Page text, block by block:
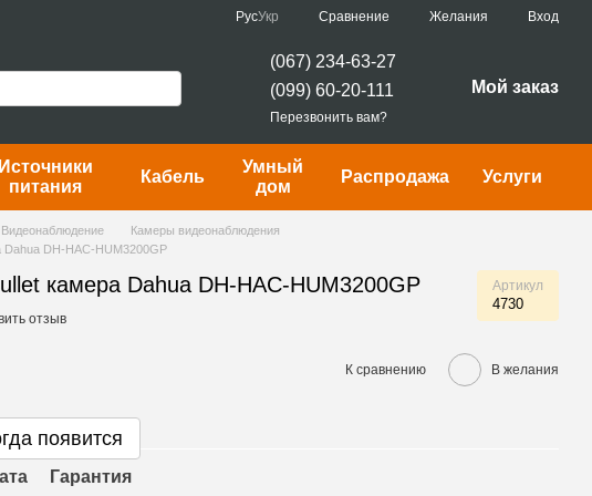
РусУкр Сравнение Желания Вход
(067) 234-63-27
(099) 60-20-111
Перезвонить вам?
Мой заказ
Источники
питания
Кабель
Умный
дом
Распродажа Услуги
Видеонаблюдение
Камеры видеонаблюдения
Dahua DH-HAC-HUM3200GP
камера Dahua DH-HAC-HUM3200GP Артикул
4730
отзыв
К сравнению В желания
появится
Гарантия